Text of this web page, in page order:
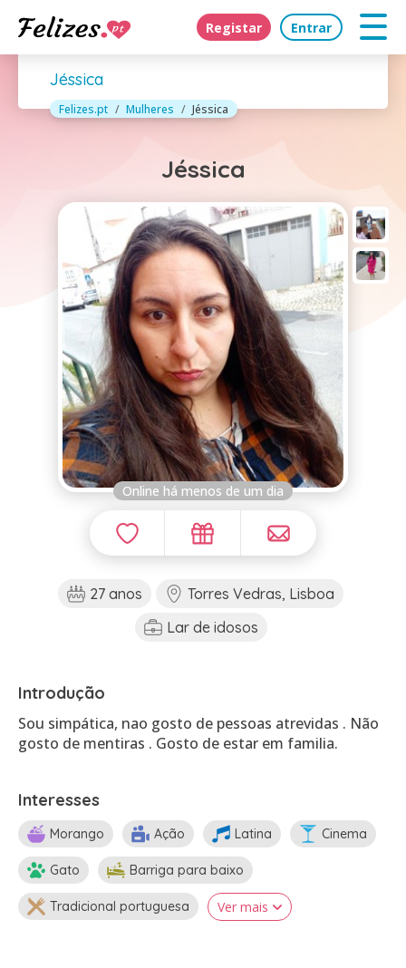
Registar Entrar
Jéssica
Felizes.pt Mulheres Jéssica
Jéssica
Online há menos de um dia
27 anos
Torres Vedras, Lisboa
Lar de idosos
Introdução
Sou simpática, nao gosto de pessoas atrevidas . Não
gosto de mentiras . Gosto de estar em familia.
Interesses
Morango Ação Latina Cinema
Gato Barriga para baixo
Tradicional portuguesa Ver mais